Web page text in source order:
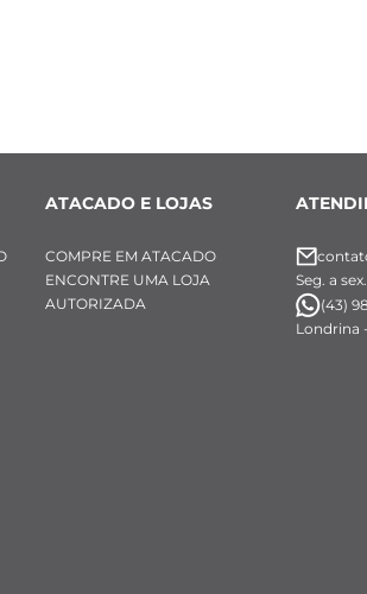
Fixo, (ao lado do fecho)
ATACADO E LOJAS
COMPRE EM ATACADO
ENCONTRE UMA LOJA
AUTORIZADA
Seg. a
(43)
Londrina